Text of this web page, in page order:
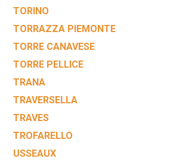
TORINO
TORRAZZA PIEMONTE
TORRE CANAVESE
TORRE PELLICE
TRANA
TRAVERSELLA
TRAVES
TROFARELLO
USSEAUX